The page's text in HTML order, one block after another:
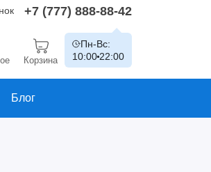
+7 (777) 888-88-42
Корзина
Пн-Вс:
10:00 22:00
Блог